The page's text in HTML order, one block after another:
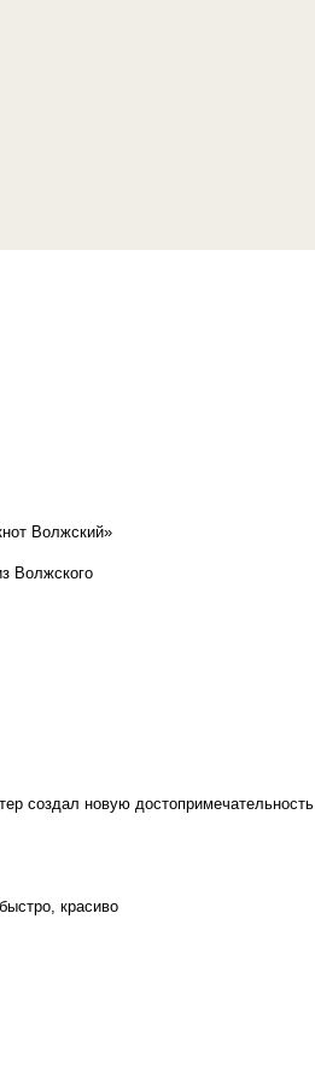
Волжский»
Волжского
создал новую достопримечательность
красиво